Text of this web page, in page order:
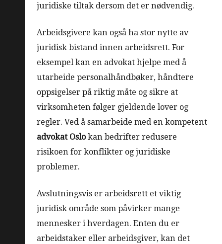
juridiske tiltak dersom det er nødvendig.
Arbeidsgivere kan også ha stor nytte av
juridisk bistand innen arbeidsrett. For
eksempel kan en advokat hjelpe med å
utarbeide personalhåndbøker, håndtere
oppsigelser på riktig måte og sikre at
virksomheten følger gjeldende lover og
regler. Ved å samarbeide med en kompetent
advokat Oslokan bedrifter redusere
risikoen for konflikter og juridiske
problemer.
Avslutningsvis er arbeidsrett et viktig
juridisk område som påvirker mange
mennesker i hverdagen. Enten du er
arbeidstaker eller arbeidsgiver, kan det